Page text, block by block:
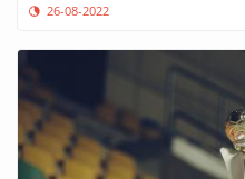
26-08-2022